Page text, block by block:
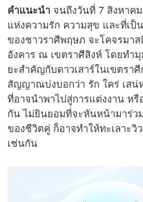
คำแนะนำ จนถึงวันที่ 7 สิงหาค
แห่งความรัก ความสุข และที่เป็
ของชาวราศีพฤษภ จะโคจรมา
อังคาร ณ เขตราศีสิงห์ โดยทำมุ
ยะสำคัญกับดาวเสาร์ในเขตรา
สัญญาณบ่งบอกว่า รัก ใคร่ เสน่
ที่อาจนำพาไปสู่การแต่งงาน หรื
กัน ไม่ยินยอมที่จะหันหน้ามาร่
ของชีวิตคู่ ก็อาจทำให้ทะเลาะ
เช่นกัน